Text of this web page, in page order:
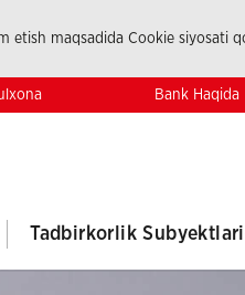
etish maqsadida Cookie
Bank Haqida
Tadbirkorlik